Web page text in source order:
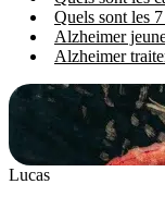
Quels sont les
Alzheimer
Alzheimer
Lucas